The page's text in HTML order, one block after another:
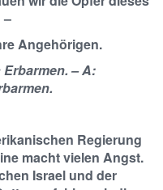
–
Angehörigen.
– A:
Regierung
macht vielen Angst.
Israel und der